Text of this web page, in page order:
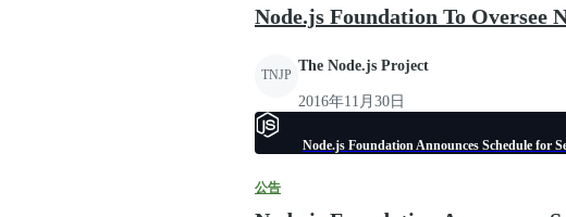
Node.js Foundation To
TNJP
The Node.js Project
2016年11月30日
Node.js Foundation Announces Schedule for
公告